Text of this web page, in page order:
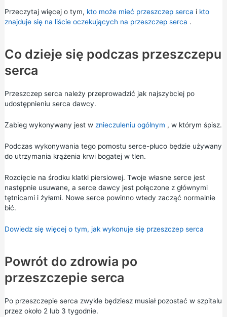
Przeczytaj więcej o tym, kto może mieć przeszczep serca i kto
znajduje się na liście oczekujących na przeszczep serca .
Co dzieje się podczas przeszczepu
serca
Przeszczep serca należy przeprowadzić jak najszybciej po
udostępnieniu serca dawcy.
Zabieg wykonywany jest w znieczuleniu ogólnym , w którym śpisz.
Podczas wykonywania tego pomostu serce-płuco będzie używany
do utrzymania krążenia krwi bogatej w tlen.
Rozcięcie na środku klatki piersiowej. Twoje własne serce jest
następnie usuwane, a serce dawcy jest połączone z głównymi
tętnicami i żyłami. Nowe serce powinno wtedy zacząć normalnie
bić.
Dowiedz się więcej o tym, jak wykonuje się przeszczep serca
Powrót do zdrowia po
przeszczepie serca
Po przeszczepie serca zwykle będziesz musiał pozostać w szpitalu
przez około 2 lub 3 tygodnie.